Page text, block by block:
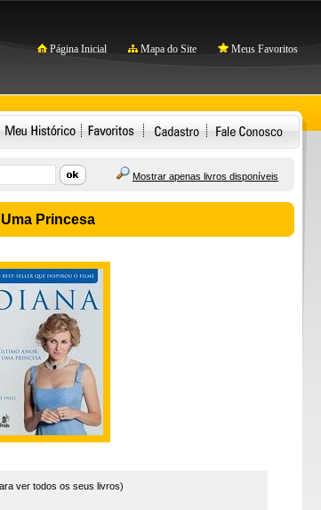
Página Inicial Mapa do Site Meus Favoritos
Mostrar apenas livros disponíveis
Princesa
ver todos os seus livros)